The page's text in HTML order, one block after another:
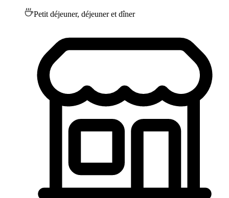
Petit déjeuner, déjeuner et dîner